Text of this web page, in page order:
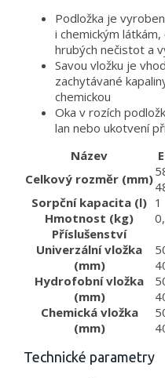
Podložka je
i chemickým
hrubých nečistot a
Savou vložku je
zachytávané
chemickou
Oka v rozích
lan nebo ukotvení
Název
Celkový rozměr (mm)
Sorpční kapacita (l) 1
Hmotnost (kg)
Příslušenství
Univerzální vložka
(mm)
Hydrofobní vložka
(mm)
Chemická vložka
(mm)
Technické parametry